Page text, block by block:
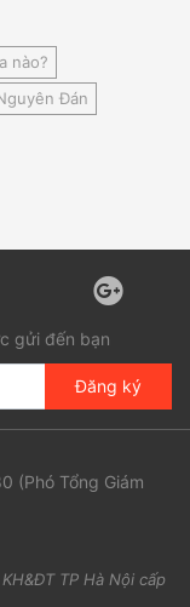
nào?
Đán
gửi đến bạn
Đăng ký
(Phó Tổng Giám
TP Hà Nội cấp